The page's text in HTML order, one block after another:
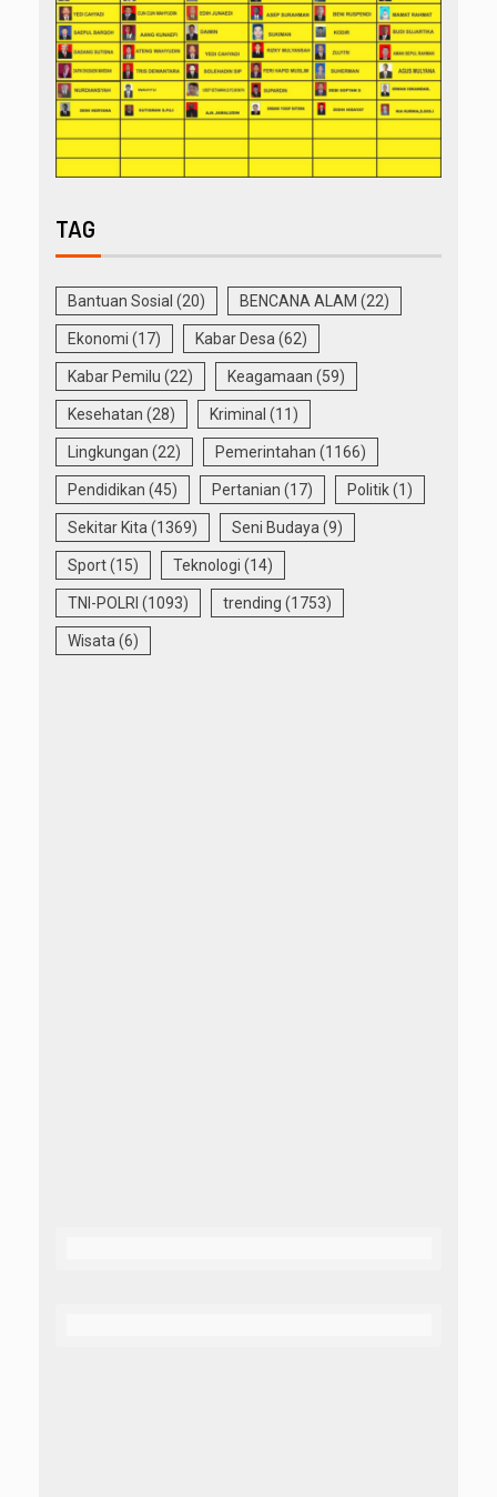
TAG
Bantuan Sosial (20) BENCANA ALAM (22)
Ekonomi (17) Kabar Desa (62)
Kabar Pemilu (22) Keagamaan (59)
Kesehatan (28) Kriminal (11)
Lingkungan (22) Pemerintahan (1166)
Pendidikan (45) Pertanian (17) Politik(1)
Sekitar Kita (1369) Seni Budaya (9)
Sport(15) Teknologi (14)
TNI-POLRI (1093) trending (1753)
Wisata (6)